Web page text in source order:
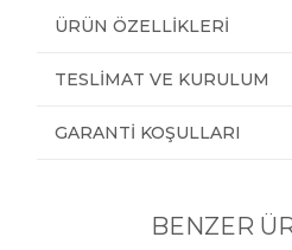
ÜRÜN ÖZELLIKLERI
TESLIMAT VE KURULUM
GARANTI KOŞULLARI
BENZER